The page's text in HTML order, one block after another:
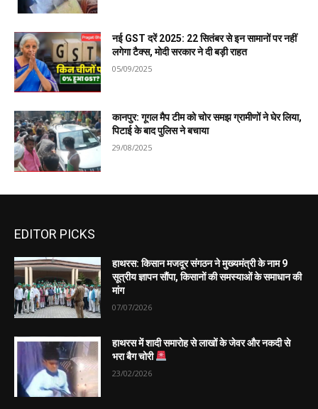
नई GST दरें 2025: 22 सितंबर से इन सामानों पर नहीं
लगेगा टैक्स, मोदी सरकार ने दी बड़ी राहत
05/09/2025
कानपुर: गूगल मैप टीम को चोर समझ ग्रामीणों ने घेर लिया,
पिटाई के बाद पुलिस ने बचाया
29/08/2025
EDITOR PICKS
हाथरस: किसान मजदूर संगठन ने मुख्यमंत्री के नाम 9
सूत्रीय ज्ञापन सौंपा, किसानों की समस्याओं के समाधान की
मांग
07/07/2026
हाथरस में शादी समारोह से लाखों के जेवर और नकदी से
भरा बैग चोरी
23/02/2026